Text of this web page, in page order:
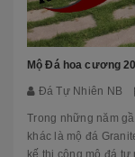
Mộ Đá hoa cương
Đá Tự Nhiên NB
Trong những năm
khác là mộ đá
kế thi công mộ đá